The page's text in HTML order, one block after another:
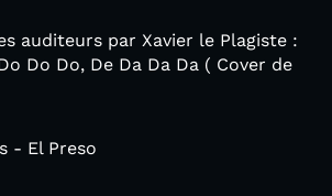
auditeurs par Xavier le Plagiste :
Do Do, De Da Da Da ( Cover de
- El Preso